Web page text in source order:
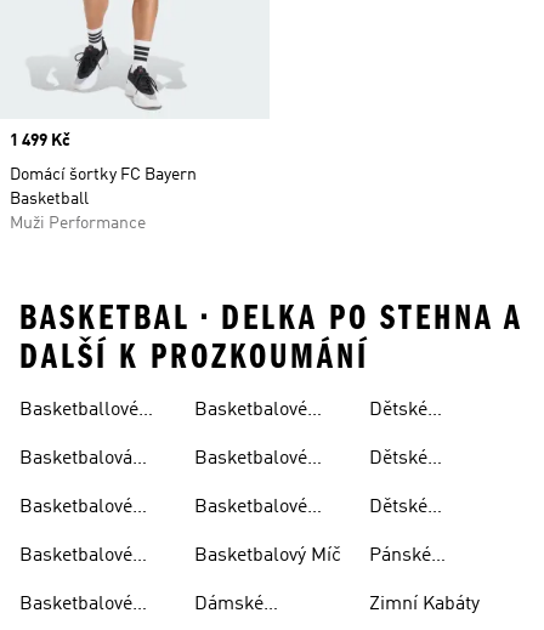
Price
1 499 Kč
Domácí šortky FC Bayern
Basketball
Muži Performance
BASKETBAL • DELKA PO STEHNA A
DALŠÍ K PROZKOUMÁNÍ
Basketballové
Basketbalová
Basketbalové
Basketbalové
Basketbalové
Basketbalové
Basketbalové
Basketbalové
Basketbalový Míč
Dámské
Kraťasy
Dětské
Dětské
Dresy
Dětské
Oblečení
Pánské
Zimní Kabáty